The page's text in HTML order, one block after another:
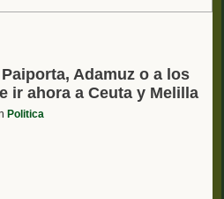
Adamuz o a los
ir ahora a Ceuta y Melilla
Politica